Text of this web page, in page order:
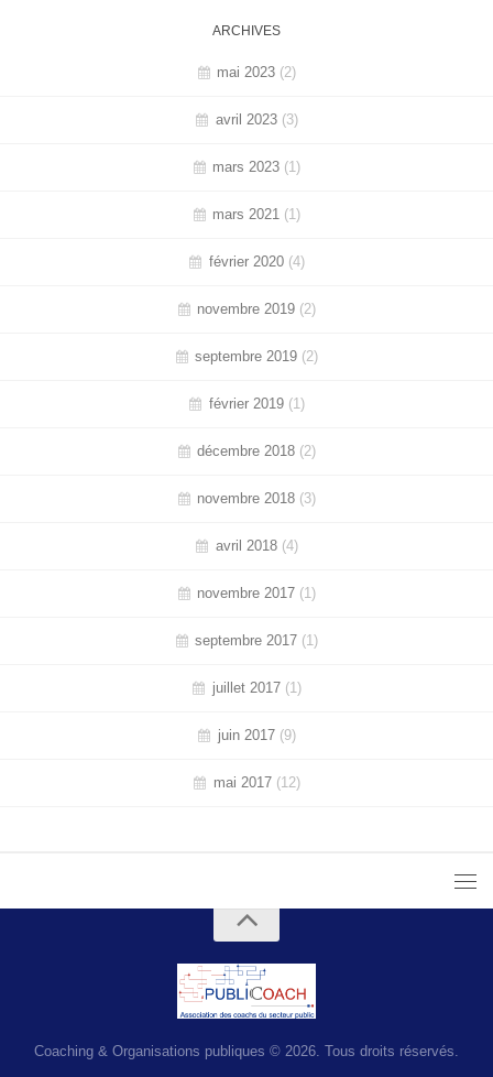
ARCHIVES
mai 2023 (2)
avril 2023(3)
mars 2023 (1)
mars 2021 (1)
février 2020(4)
novembre 2019 (2)
septembre 2019 (2)
février 2019(1)
décembre 2018 (2)
novembre 2018 (3)
avril 2018(4)
novembre 2017 (1)
septembre 2017 (1)
juillet 2017(1)
juin 2017(9)
mai 2017(12)
Coaching & Organisations publiques © 2026. Tous droits réservés.